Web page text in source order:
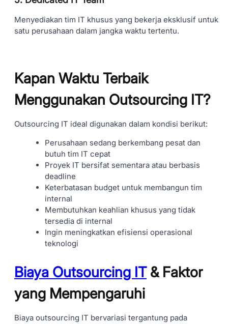
Menyediakan tim IT khusus yang bekerja eksklusif untuk
satu perusahaan dalam jangka waktu tertentu.
Kapan Waktu Terbaik
Menggunakan Outsourcing IT?
Outsourcing IT ideal digunakan dalam kondisi berikut:
Perusahaan sedang berkembang pesat dan
butuh tim IT cepat
Proyek IT bersifat sementara atau berbasis
deadline
Keterbatasan budget untuk membangun tim
internal
Membutuhkan keahlian khusus yang tidak
tersedia di internal
Ingin meningkatkan efisiensi operasional
teknologi
Biaya Outsourcing IT& Faktor
yang Mempengaruhi
Biaya outsourcing IT bervariasi tergantung pada